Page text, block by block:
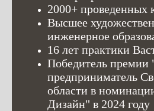
2000+ проведенных
Высшее
инженерное
16 лет практики
Победитель
предприниматель
области в
Дизайн" в 2024 году